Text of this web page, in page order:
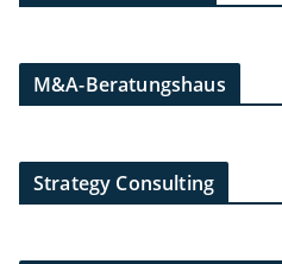
M&A-Beratungshaus
Strategy Consulting